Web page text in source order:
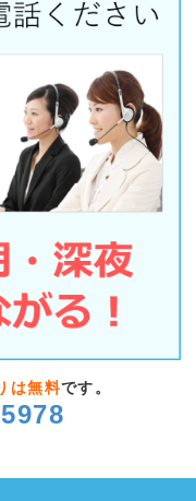
は無料です。